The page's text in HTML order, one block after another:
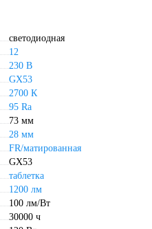
светодиодная
12
230 В
GX53
2700 К
95 Ra
73 мм
28 мм
FR/матированная
GX53
таблетка
1200 лм
100 лм/Вт
30000 ч